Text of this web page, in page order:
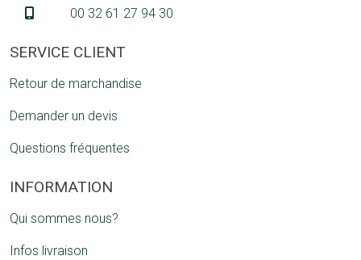
00 32 61 27 94 30
SERVICE CLIENT
Retour de marchandise
Demander un devis
Questions fréquentes
INFORMATION
Qui sommes nous?
Infos livraison